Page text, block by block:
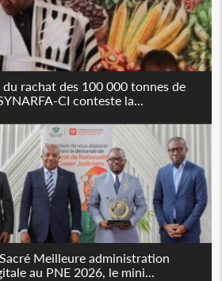
rachat des 100 000 tonnes de
CI conteste la...
Meilleure administration
au PNE 2026, le mini...